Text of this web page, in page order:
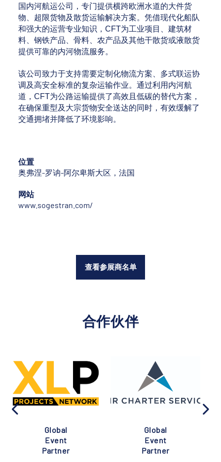
国内河航运公司，专门提供横跨欧洲水道的大件货
物、超限货物及散货运输解决方案。凭借现代化船队
和强大的运营专业知识，CFT为工业项目、建筑材
料、钢铁产品、骨料、农产品及其他干散货或液散货
提供可靠的内河物流服务。
该公司致力于支持需要定制化物流方案、多式联运协
调及高安全标准的复杂运输作业。通过利用内河航
道，CFT为公路运输提供了高效且低碳的替代方案，
在确保重型及大宗货物安全送达的同时，有效缓解了
交通拥堵并降低了环境影响。
位置
奥弗涅-罗讷-阿尔卑斯大区，法国
网站
www.sogestran.com/
查看参展商名单
合作伙伴
Global
Event
Partner
Global
Event
Partner